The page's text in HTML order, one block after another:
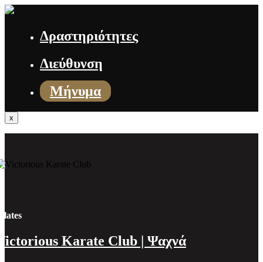
Δραστηριότητες
Διεύθυνση
Μήνυμα
x
Karate Club | Ψαχνά